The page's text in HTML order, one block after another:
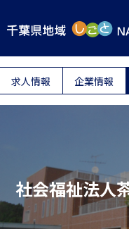
求人情報 企業情報
社会福祉法人